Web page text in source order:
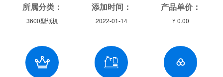
所属分类：
3600型纸机
添加时间：
2022-01-14
产品单价：
¥ 0.00